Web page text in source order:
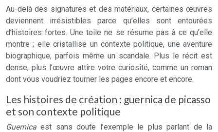
Au-delà des signatures et des matériaux, certaines œuvres
deviennent irrésistibles parce qu’elles sont entourées
d’histoires fortes. Une toile ne se résume pas à ce qu’elle
montre ; elle cristallise un contexte politique, une aventure
biographique, parfois même un scandale. Plus le récit est
dense, plus l’œuvre attire votre curiosité, comme un roman
dont vous voudriez tourner les pages encore et encore.
Les histoires de création : guernica de picasso
et son contexte politique
Guernica est sans doute l’exemple le plus parlant de la